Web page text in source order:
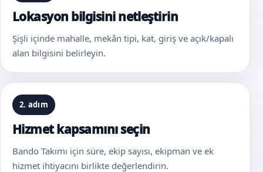
Lokasyon bilgisini netleştirin
Şişli içinde mahalle, mekân tipi, kat, giriş ve açık/kapalı
alan bilgisini belirleyin.
2. adım
Hizmet kapsamını seçin
Bando Takımı için süre, ekip sayısı, ekipman ve ek
hizmet ihtiyacını birlikte değerlendirin.